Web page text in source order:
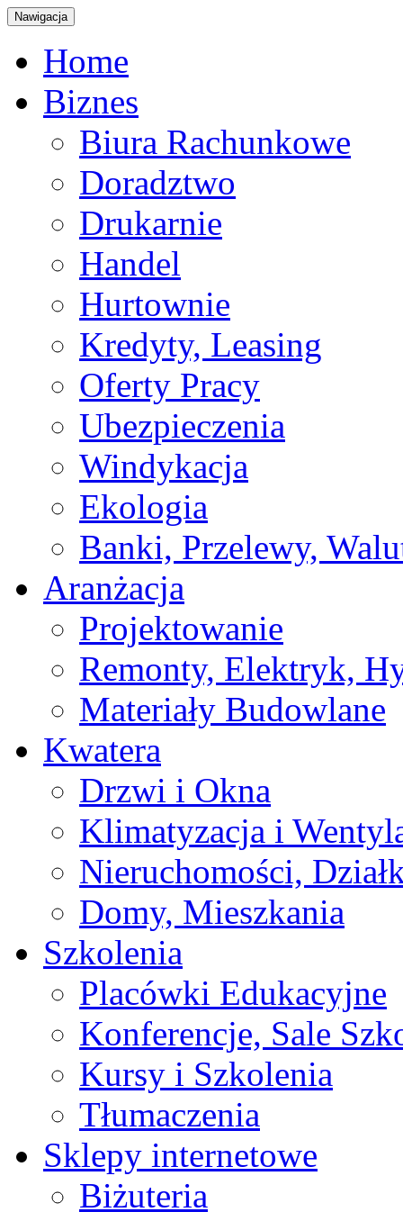
Nawigacja
Home
Biznes
Biura Rachunkowe
Doradztwo
Drukarnie
Handel
Hurtownie
Kredyty, Leasing
Oferty Pracy
Ubezpieczenia
Windykacja
Ekologia
Banki, Przelewy,
Aranżacja
Projektowanie
Remonty, Elektryk,
Materiały Budowlane
Kwatera
Drzwi i Okna
Klimatyzacja i
Nieruchomości,
Domy, Mieszkania
Szkolenia
Placówki Edukacyjne
Konferencje, Sale
Kursy i Szkolenia
Tłumaczenia
Sklepy internetowe
Biżuteria